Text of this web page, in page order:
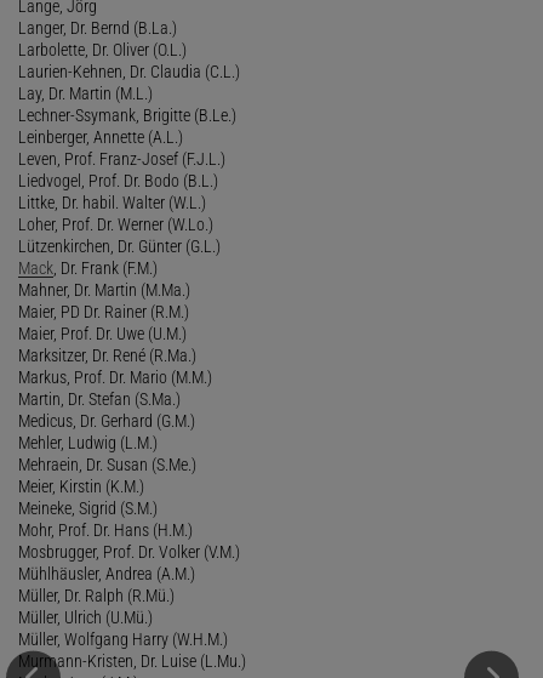
Lange, Jörg
Langer, Dr. Bernd (B.La.)
Larbolette, Dr. Oliver (O.L.)
Laurien-Kehnen, Dr. Claudia (C.L.)
Lay, Dr. Martin (M.L.)
Lechner-Ssymank, Brigitte (B.Le.)
Leinberger, Annette (A.L.)
Leven, Prof. Franz-Josef (F.J.L.)
Liedvogel, Prof. Dr. Bodo (B.L.)
Littke, Dr. habil. Walter (W.L.)
Loher, Prof. Dr. Werner (W.Lo.)
Lützenkirchen, Dr. Günter (G.L.)
Mack , Dr. Frank (F.M.)
Mahner, Dr. Martin (M.Ma.)
Maier, PD Dr. Rainer (R.M.)
Maier, Prof. Dr. Uwe (U.M.)
Marksitzer, Dr. René (R.Ma.)
Markus, Prof. Dr. Mario (M.M.)
Martin, Dr. Stefan (S.Ma.)
Medicus, Dr. Gerhard (G.M.)
Mehler, Ludwig (L.M.)
Mehraein, Dr. Susan (S.Me.)
Meier, Kirstin (K.M.)
Meineke, Sigrid (S.M.)
Mohr, Prof. Dr. Hans (H.M.)
Mosbrugger, Prof. Dr. Volker (V.M.)
Mühlhäusler, Andrea (A.M.)
Müller, Dr. Ralph (R.Mü.)
Müller, Ulrich (U.Mü.)
Müller, Wolfgang Harry (W.H.M.)
Murmann-Kristen, Dr. Luise (L.Mu.)